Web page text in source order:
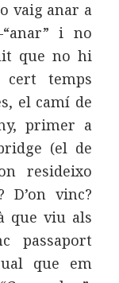
vaig anar a
i no
que no hi
temps
el camí de
primer a
(el de
resideixo
D’on vinc?
que viu als
passaport
que em